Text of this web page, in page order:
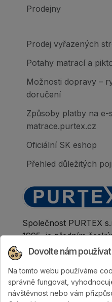
Prodejny
Prodej vyřazených
Potahy matrací a
Možnosti dopravy –
doručení
Způsoby platby na e-
matrace.purtex.cz
Oficiální SK eshop
Přehled důležitých
Společnost PURTEX
1995, je předním
klinicky hodnocených
Dovolte nám
Na tomto webu používáme
správně fungovat,
návštěvnost nebo vám